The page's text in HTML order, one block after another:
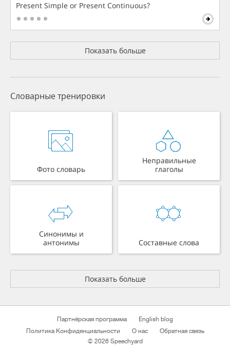
Present Simple or Present Continuous?
Показать больше
Словарные тренировки
Фото словарь
Неправильные
глаголы
Синонимы и
антонимы
Составные слова
Показать больше
Партнёрская программа
English blog
Политика Конфиденциальности
О нас
Обратная связь
© 2026 Speechyard